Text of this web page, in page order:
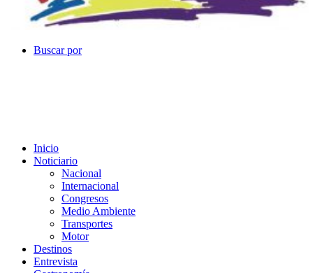
Buscar por
Inicio
Noticiario
Nacional
Internacional
Congresos
Medio Ambiente
Transportes
Motor
Destinos
Entrevista